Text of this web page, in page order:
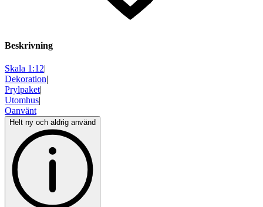
Beskrivning
Skala 1:12|
Dekoration|
Prylpaket|
Utomhus|
Oanvänt
Helt ny och aldrig använd